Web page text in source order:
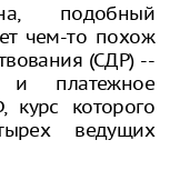
подобный
чем-то похож
(СДР) --
и платежное
курс которого
ведущих